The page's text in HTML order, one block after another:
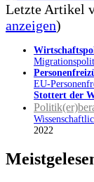
Letzte Artikel
anzeigen)
EU-
Stottert der
2022